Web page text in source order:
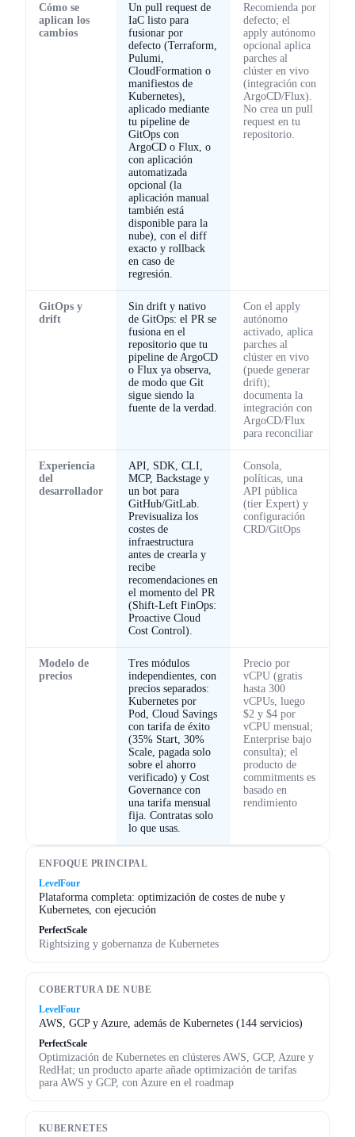
Cómo se
aplican los
cambios
Un pull request de
IaC listo para
fusionar por
defecto (Terraform,
Pulumi,
CloudFormation o
manifiestos de
Kubernetes),
aplicado mediante
tu pipeline de
GitOps con
ArgoCD o Flux, o
con aplicación
automatizada
opcional (la
aplicación manual
también está
disponible para la
nube), con el diff
exacto y rollback
en caso de
regresión.
Recomienda por
defecto; el
apply autónomo
opcional aplica
parches al
clúster en vivo
(integración con
ArgoCD/Flux).
No crea un pull
request en tu
repositorio.
GitOps y
drift
Sin drift y nativo
de GitOps: el PR se
fusiona en el
repositorio que tu
pipeline de ArgoCD
o Flux ya observa,
de modo que Git
sigue siendo la
fuente de la verdad.
Con el apply
autónomo
activado, aplica
parches al
clúster en vivo
(puede generar
drift);
documenta la
integración con
ArgoCD/Flux
para reconciliar
Experiencia
del
desarrollador
API, SDK, CLI,
MCP, Backstage y
un bot para
GitHub/GitLab.
Previsualiza los
costes de
infraestructura
antes de crearla y
recibe
recomendaciones en
el momento del PR
(Shift-Left FinOps:
Proactive Cloud
Cost Control).
Consola,
políticas, una
API pública
(tier Expert) y
configuración
CRD/GitOps
Modelo de
precios
Tres módulos
independientes, con
precios separados:
Kubernetes por
Pod, Cloud Savings
con tarifa de éxito
(35% Start, 30%
Scale, pagada solo
sobre el ahorro
verificado) y Cost
Governance con
una tarifa mensual
fija. Contratas solo
lo que usas.
Precio por
vCPU (gratis
hasta 300
vCPUs, luego
$2 y $4 por
vCPU mensual;
Enterprise bajo
consulta); el
producto de
commitments es
basado en
rendimiento
ENFOQUE PRINCIPAL
LevelFour
Plataforma completa: optimización de costes de nube y
Kubernetes, con ejecución
PerfectScale
Rightsizing y gobernanza de Kubernetes
COBERTURA DE NUBE
LevelFour
AWS, GCP y Azure, además de Kubernetes (144 servicios)
PerfectScale
Optimización de Kubernetes en clústeres AWS, GCP, Azure y
RedHat; un producto aparte añade optimización de tarifas
para AWS y GCP, con Azure en el roadmap
KUBERNETES